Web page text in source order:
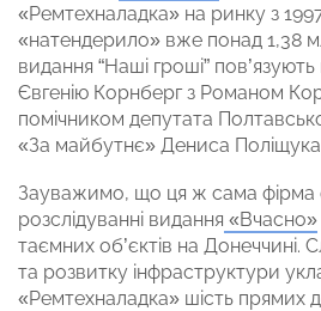
«Ремтехналадка» на ринку з
«натендерило» вже понад 1,38
видання “Наші гроші”
Євгенію Корнберг з Романом
помічником депутата
«За майбутнє» Дениса
Зауважимо, що ця ж сама фірма
розслідуванні видання «Вчасно»
таємних об’єктів на Донеччині.
та розвитку інфраструктури
«Ремтехналадка» шість прямих